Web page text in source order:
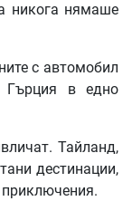
никога нямаше
с автомобил
в едно
Тайланд,
дестинации,